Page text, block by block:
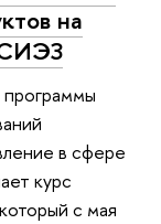
на
в сфере
курс
с мая